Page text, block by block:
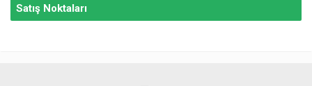
Satış Noktaları